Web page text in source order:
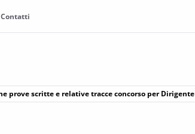
Contatti
prove scritte e relative tracce concorso per Dirigente